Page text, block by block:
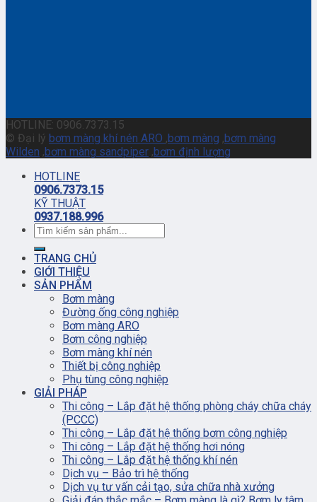
HOTLINE: 0906.7373.15
© Đại lý bơm màng khí nén ARO ,bơm màng ,bơm màng
Wilden ,bơm màng sandpiper ,bơm định lượng
HOTLINE
0906.7373.15
KỸ THUẬT
0937.188.996
TRANG CHỦ
GIỚI THIỆU
SẢN PHẨM
Bơm màng
Đường ống công nghiệp
Bơm màng ARO
Bơm công nghiệp
Bơm màng khí nén
Thiết bị công nghiệp
Phụ tùng công nghiệp
GIẢI PHÁP
Thi công – Lắp đặt hệ thống phòng cháy chữa cháy
(PCCC)
Thi công – Lắp đặt hệ thống bơm công nghiệp
Thi công – Lắp đặt hệ thống hơi nóng
Thi công – Lắp đặt hệ thống khí nén
Dịch vụ – Bảo trì hệ thống
Dịch vụ tư vấn cải tạo, sửa chữa nhà xưởng